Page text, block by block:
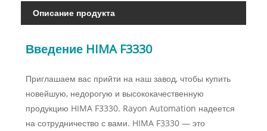
Описание продукта
Введение HIMA F3330
Приглашаем вас прийти на наш завод, чтобы купить
новейшую, недорогую и высококачественную
продукцию HIMA F3330. Rayon Automation надеется
на сотрудничество с вами. HIMA F3330 — это